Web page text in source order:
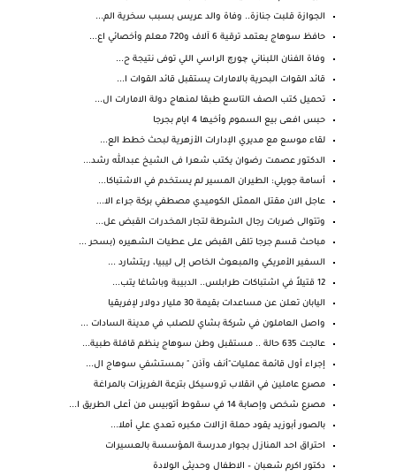
الجوازة قلبت جنازة.. وفاة والد عريس بسبب سخرية الم...
حافظ سوهاج يعتمد ترقية 6 آلاف و720 معلم وأخصائي اع...
وفاة الفنان اللبناني چورچ الراسي اللي توفى نتيجة ح...
قائد القوات البحرية بالامارات يستقبل قائد القوات ا...
تحميل كتب الصف التاسع طبقا لمنهاج دولة الامارات ال...
حبس افعى بيع السموم وأخيها 4 ايام بجرجا
لقاء موسع مع مديري الإدارات الأزهرية لبحث خطط الع...
الدكتور عصمت رضوان يكتب شعرا فى الشيخ عبدالله رشد...
أسامة جويلي: الطيران المسير لم يستخدم في الاشتباكا...
عاجل الان مقتل الممثل الكوميدي مصطفي بركة جراء الا...
وتتوالى ضربات رجال الشرطة لتجار المخدرات القبض عل...
مباحث قسم جرجا تلقى القبض على عطيات الشهيره (بسحر ...
السفير الأمريكي والمبعوث الخاص إلى ليبيا، ريتشارد ...
12 قتيلاً في اشتباكات طرابلس.. الدبيبة وباشاغا يتب...
اليابان تعلن عن مساعدات بقيمة 30 مليار دولار لإفريقيا
واصل العاملون في شركة بشاي للصلب في مدينة السادات ...
عالجت 635 حالة .. مستقبل وطن سوهاج ينظم قافلة طبية...
إجراء أول قائمة عمليات"أنف وآذن " بمستشفي سوهاج ال...
مصرع عاملين في انقلاب تروسيكل بترعة الغريزات بالمراغة
مصرع شخص وإصابة 14 في سقوط أتوبيس من أعلى الطريق ا...
بالصور أبوزيد يقود حملة ازالات مكبره تعدي علي أملا...
احتراق احد المنازل بجوار مدرسة المؤسسة بالعسيرات
دكتور اكرم شعبان – الاطفال وحديثى الولادة